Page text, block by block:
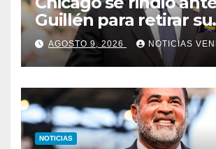
Guillén para retirar su
número
AGOSTO 9, 2026 NOTICIAS
NOTICIAS